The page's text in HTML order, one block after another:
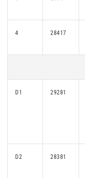
4 28417
D1 29281
D2 28381